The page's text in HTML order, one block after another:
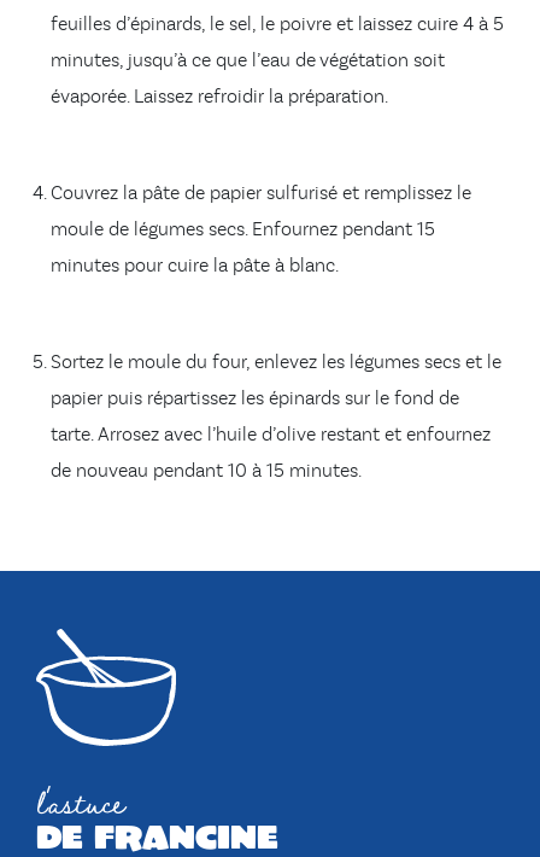
feuilles d’épinards, le sel, le poivre et laissez cuire 4 à 5
minutes, jusqu’à ce que l’eau de végétation soit
évaporée. Laissez refroidir la préparation.
Couvrez la pâte de papier sulfurisé et remplissez le
moule de légumes secs. Enfournez pendant 15
minutes pour cuire la pâte à blanc.
Sortez le moule du four, enlevez les légumes secs et le
papier puis répartissez les épinards sur le fond de
tarte. Arrosez avec l’huile d’olive restant et enfournez
de nouveau pendant 10 à 15 minutes.
l'astuce
de francine